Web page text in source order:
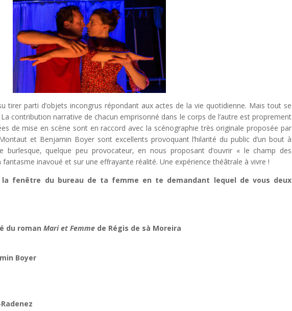
tirer parti d’objets incongrus répondant aux actes de la vie quotidienne. Mais tout se
contribution narrative de chacun emprisonné dans le corps de l’autre est proprement
de mise en scène sont en raccord avec la scénographie très originale proposée par
et Benjamin Boyer sont excellents provoquant l’hilarité du public d’un bout à
burlesque, quelque peu provocateur, en nous proposant d’ouvrir « le champ des
inavoué et sur une effrayante réalité. Une expérience théâtrale à vivre !
la fenêtre du bureau de ta femme en te demandant lequel de vous deux
du romanMari et Femme de Régis de sà Moreira
Boyer